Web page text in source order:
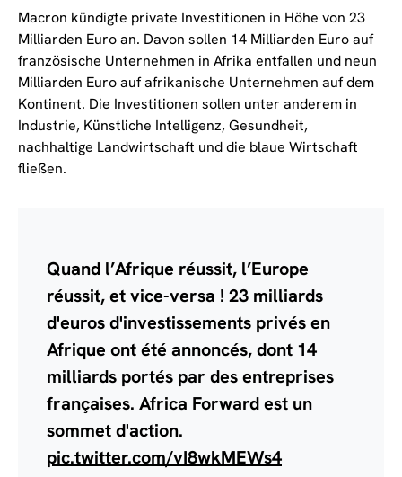
Macron kündigte private Investitionen in Höhe von 23
Milliarden Euro an. Davon sollen 14 Milliarden Euro auf
französische Unternehmen in Afrika entfallen und neun
Milliarden Euro auf afrikanische Unternehmen auf dem
Kontinent. Die Investitionen sollen unter anderem in
Industrie, Künstliche Intelligenz, Gesundheit,
nachhaltige Landwirtschaft und die blaue Wirtschaft
fließen.
Quand l’Afrique réussit, l’Europe
réussit, et vice-versa ! 23 milliards
d'euros d'investissements privés en
Afrique ont été annoncés, dont 14
milliards portés par des entreprises
françaises. Africa Forward est un
sommet d'action.
pic.twitter.com/vI8wkMEWs4